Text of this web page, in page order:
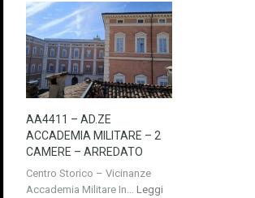
AA4411 – AD.ZE
ACCADEMIA MILITARE – 2
CAMERE – ARREDATO
Centro Storico – Vicinanze
Accademia Militare In… Leggi